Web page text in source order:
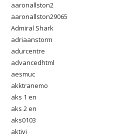
aaronallston2
aaronallston29065
Admiral Shark
adriaanstorm
adurcentre
advancedhtml
aesmuc
akktranemo
aks 1 en
aks 2 en
aks0103
aktivi